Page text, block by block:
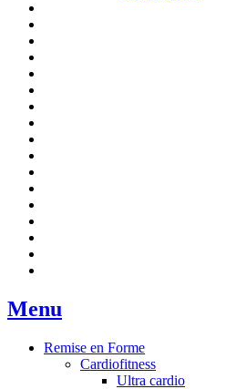
Menu
Remise en Forme
Cardiofitness
Ultra cardio